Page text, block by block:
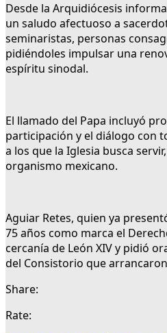
Desde la Arquidiócesis
un saludo afectuoso a
seminaristas, personas
pidiéndoles impulsar una
espíritu sinodal.
El llamado del Papa incluyó
participación y el diálogo con
a los que la Iglesia busca
organismo mexicano.
Aguiar Retes, quien ya
75 años como marca el
cercanía de León XIV y pidió
del Consistorio que
Share:
Rate: